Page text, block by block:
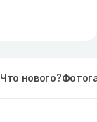
Что нового?